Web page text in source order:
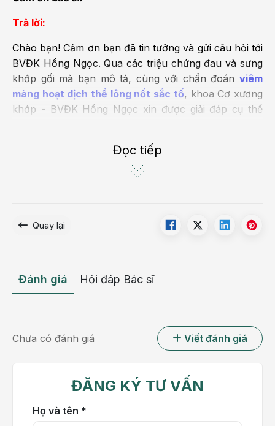
Trả lời:
Chào bạn! Cảm ơn bạn đã tin tưởng và gửi câu hỏi tới
BVĐK Hồng Ngọc. Qua các triệu chứng đau và sưng
khớp gối mà bạn mô tả, cùng với chẩn đoán viêm
màng hoạt dịch thể lông nốt sắc tố, khoa Cơ xương
khớp - BVĐK Hồng Ngọc xin được giải đáp cụ thể
Viêm màng hoạt dịch thể lông nốt sắc tố là một bệnh
hiếm gặp, do sự tăng sinh bất thường của màng hoạt
dịch – lớp màng lót bên trong khớp có nhiệm vụ sản
dày hơn do sự phát triển bất thường của các tế bào.
Viêm màng hoạt dịch thể lông nốt sắc tố là bệnh hiếm gặp, do
Đọc tiếp
Quay lại
Đánh giá Hỏi đáp Bác sĩ
Chưa có đánh giá Viết đánh giá
ĐĂNG KÝ TƯ VẤN
Họ và tên *